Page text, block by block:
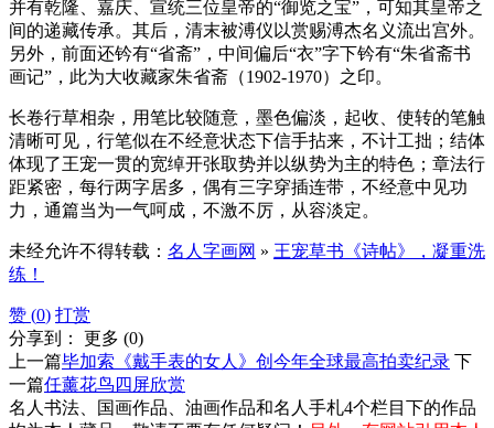
并有乾隆、嘉庆、宣统三位皇帝的“御览之宝”，可知其皇帝之
间的递藏传承。其后，清末被溥仪以赏赐溥杰名义流出宫外。
另外，前面还钤有“省斋”，中间偏后“衣”字下钤有“朱省斋书
画记”，此为大收藏家朱省斋（1902-1970）之印。
长卷行草相杂，用笔比较随意，墨色偏淡，起收、使转的笔触
清晰可见，行笔似在不经意状态下信手拈来，不计工拙；结体
体现了王宠一贯的宽绰开张取势并以纵势为主的特色；章法行
距紧密，每行两字居多，偶有三字穿插连带，不经意中见功
力，通篇当为一气呵成，不激不厉，从容淡定。
未经允许不得转载： 名人字画网 » 王宠草书《诗帖》，凝重洗
练！
赞 (0) 打赏
分享到： 更多 (0)
上一篇毕加索《戴手表的女人》创今年全球最高拍卖纪录 下
一篇任薰花鸟四屏欣赏
名人书法、国画作品、油画作品和名人手札4个栏目下的作品